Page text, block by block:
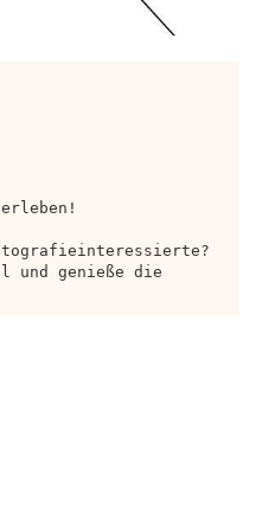
und genieße die